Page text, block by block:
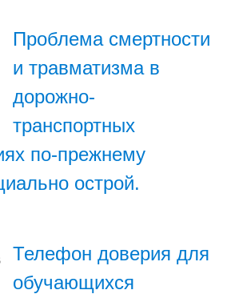
Проблема смертности
и травматизма в
дорожно-
транспортных
по-прежнему
острой.
Телефон доверия для
обучающихся